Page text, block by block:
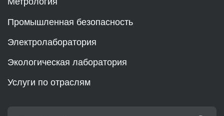
Промышленная безопасность
Электролаборатория
Экологическая лаборатория
Услуги по отраслям